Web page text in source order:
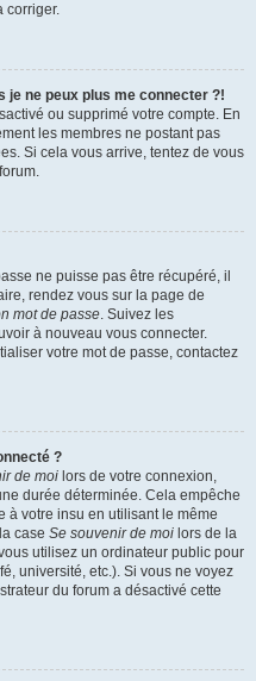
corriger.
je ne peux plus me connecter ?!
ou supprimé votre compte. En
les membres ne postant pas
Si cela vous arrive, tentez de vous
ne puisse pas être récupéré, il
rendez vous sur la page de
mot de passe. Suivez les
à nouveau vous connecter.
votre mot de passe, contactez
?
de moi lors de votre connexion,
durée déterminée. Cela empêche
à votre insu en utilisant le même
case Se souvenir de moi lors de la
utilisez un ordinateur public pour
université, etc.). Si vous ne voyez
du forum a désactivé cette